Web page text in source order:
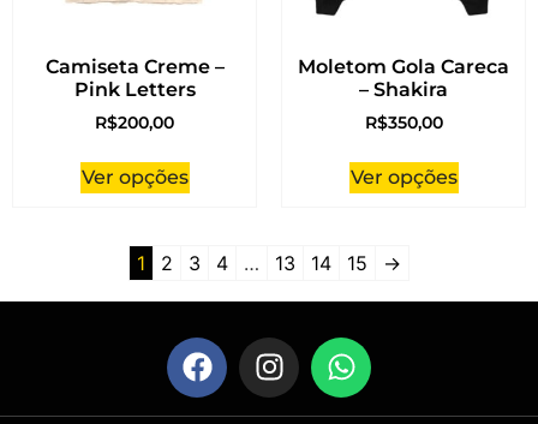
Camiseta Creme –
Pink Letters
R$200,00
Ver opções
Moletom Gola Careca
– Shakira
R$350,00
Ver opções
1 2 3 4 … 13 14 15 →